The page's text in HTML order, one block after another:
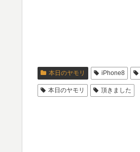
本日のヤモリ iPhone8
本日のヤモリ 頂きました